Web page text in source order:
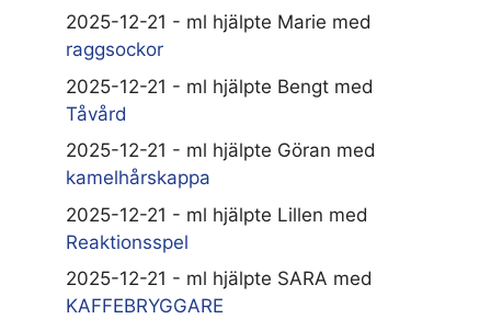
2025-12-21 - ml hjälpte Marie med
raggsockor
2025-12-21 - ml hjälpte Bengt med
Tåvård
2025-12-21 - ml hjälpte Göran med
kamelhårskappa
2025-12-21 - ml hjälpte Lillen med
Reaktionsspel
2025-12-21 - ml hjälpte SARA med
KAFFEBRYGGARE